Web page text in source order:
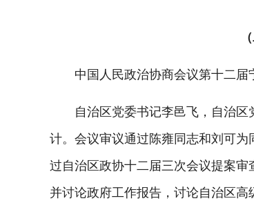
中国人民政治协商会议第十二届宁
自治区党委书记李邑飞，自治区党
计。会议审议通过陈雍同志和刘可
过自治区政协十二届三次会议提案
并讨论政府工作报告，讨论自治区